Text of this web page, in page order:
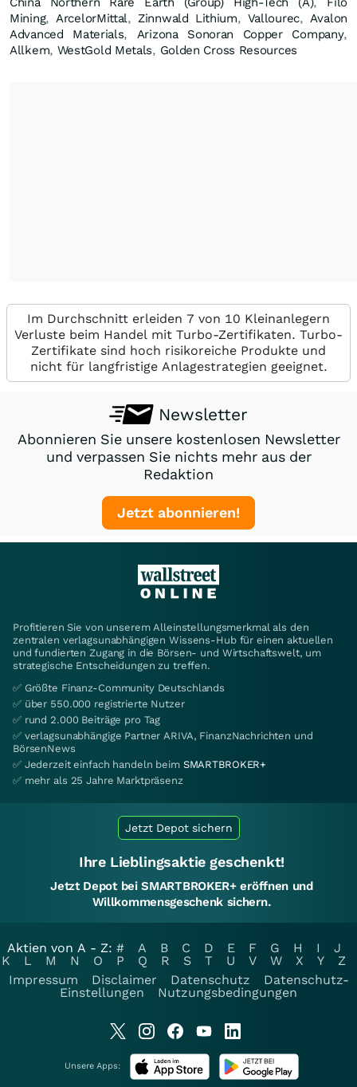
Mining,ArcelorMittal,Zinnwald Lithium, Vallourec, Avalon
Advanced Materials, Arizona Sonoran Copper Company,
Allkem, WestGold Metals, Golden Cross Resources
Im Durchschnitt erleiden 7 von 10 Kleinanlegern
Verluste beim Handel mit Turbo-Zertifikaten. Turbo-
Zertifikate sind hoch risikoreiche Produkte und
nicht für langfristige Anlagestrategien geeignet.
Newsletter
Abonnieren Sie unsere kostenlosen Newsletter
und verpassen Sie nichts mehr aus der
Redaktion
Jetzt abonnieren!
Profitieren Sie von unserem Alleinstellungsmerkmal als den
zentralen verlagsunabhängigen Wissens-Hub für einen aktuellen
und fundierten Zugang in die Börsen- und Wirtschaftswelt, um
strategische Entscheidungen zu treffen.
✅ Größte Finanz-Community Deutschlands
✅ über 550.000 registrierte Nutzer
✅ rund 2.000 Beiträge pro Tag
✅ verlagsunabhängige Partner ARIVA, FinanzNachrichten und
BörsenNews
✅ Jederzeit einfach handeln beim SMARTBROKER+
✅ mehr als 25 Jahre Marktpräsenz
Jetzt Depot sichern
Ihre Lieblingsaktie geschenkt!
Jetzt Depot bei SMARTBROKER+ eröffnen und
Willkommensgeschenk sichern.
Aktien von A - Z: # A B C D E F G H I
J
K
L M N O P Q R S T U V W X Y
Z
Impressum
Disclaimer Datenschutz
Datenschutz-
Einstellungen
Nutzungsbedingungen
Unsere Apps: